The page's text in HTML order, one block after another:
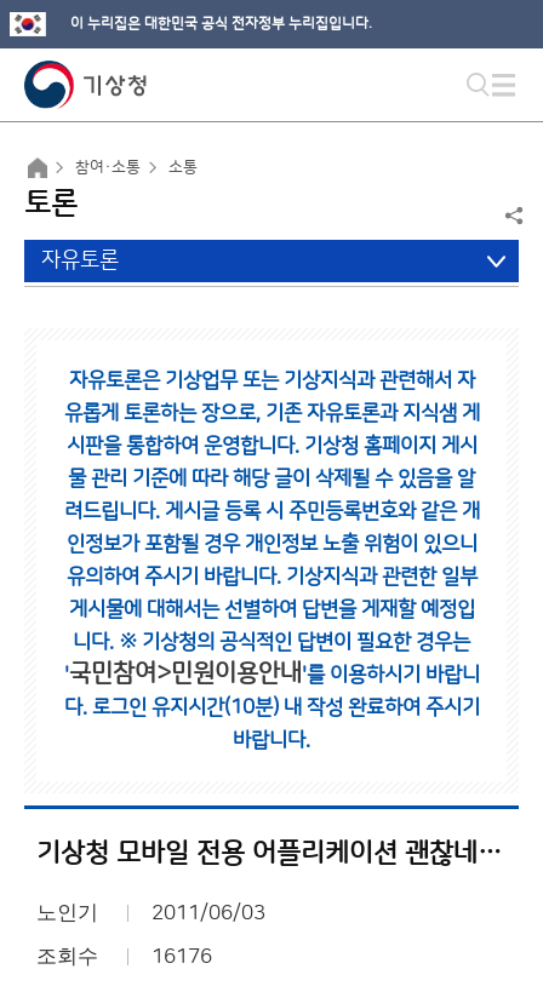
이 누리집은 대한민국 공식 전자정부 누리집입니다.
참여·소통 소통
토론
자유토론
자유토론은 기상업무 또는 기상지식과 관련해서 자
유롭게 토론하는 장으로, 기존 자유토론과 지식샘 게
시판을 통합하여 운영합니다. 기상청 홈페이지 게시
물 관리 기준에 따라 해당 글이 삭제될 수 있음을 알
려드립니다. 게시글 등록 시 주민등록번호와 같은 개
인정보가 포함될 경우 개인정보 노출 위험이 있으니
유의하여 주시기 바랍니다. 기상지식과 관련한 일부
게시물에 대해서는 선별하여 답변을 게재할 예정입
니다. ※ 기상청의 공식적인 답변이 필요한 경우는
'국민참여>민원이용안내 '를 이용하시기 바랍니
다. 로그인 유지시간(10분) 내 작성 완료하여 주시기
바랍니다.
기상청 모바일 전용 어플리케이션 괜찮네요..
노인기 2011/06/03
조회수 16176